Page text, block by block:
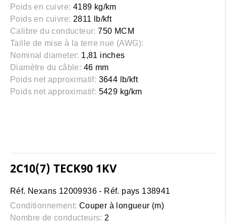
Poids en cuivre: 4189 kg/km
Poids en cuivre: 2811 lb/kft
Calibre du conducteur: 750 MCM
Taille de mise à la terre nue (AWG):
Nominal diameter: 1,81 inches
Diamètre du câble: 46 mm
Poids net approximatif: 3644 lb/kft
Poids net approximatif: 5429 kg/km
2C10(7) TECK90 1KV
Réf. Nexans 12009936 - Réf. pays 138941
Conditionnement: Couper à longueur (m)
Nombre de conducteurs: 2